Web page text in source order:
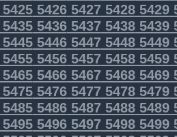
5426542754285429
5436543754385439
5446544754485449
5456545754585459
5466546754685469
5476547754785479
5486548754885489
5496549754985499